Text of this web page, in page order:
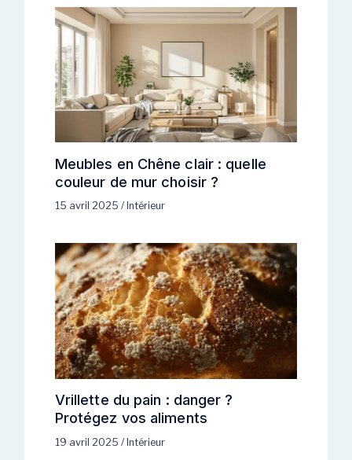
Meubles en Chêne clair : quelle
couleur de mur choisir ?
15 avril 2025 / Intérieur
Vrillette du pain : danger ?
Protégez vos aliments
19 avril 2025 / Intérieur